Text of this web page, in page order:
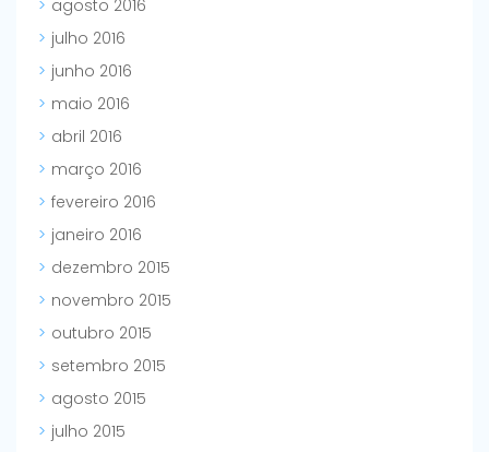
agosto 2016
julho 2016
junho 2016
maio 2016
abril 2016
março 2016
fevereiro 2016
janeiro 2016
dezembro 2015
novembro 2015
outubro 2015
setembro 2015
agosto 2015
julho 2015